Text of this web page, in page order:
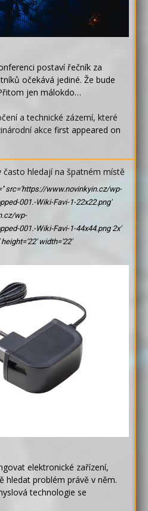
postaví řečník za
očekává jediné. Že bude
jen málokdo…
a technické zázemí, které
akce first appeared on
často hledají na špatném místě
src='https://www.novinkyin.cz/wp-
001.-Wiki-Favi-1-22x22.png'
wp-
001.-Wiki-Favi-1-44x44.png 2x'
width='22'
elektronické zařízení,
hledat problém právě v něm.
technologie se